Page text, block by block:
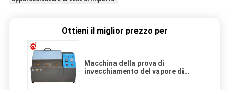
Ottieni il miglior prezzo per
Macchina della prova di
invecchiamento del vapore di